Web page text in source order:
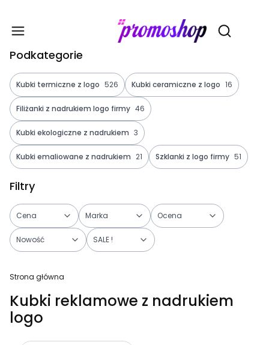
Otwórz
Podkategorie
Kubki termiczne z logo 526 Kubki ceramiczne z logo 16
Filiżanki z nadrukiem logo firmy 46
Kubki ekologiczne z nadrukiem 3
Kubki emaliowane z nadrukiem 21 Szklanki z logo firmy 51
Filtry
Cena Marka Ocena
Nowość SALE !
Strona główna
Kubki reklamowe z nadrukiem
logo